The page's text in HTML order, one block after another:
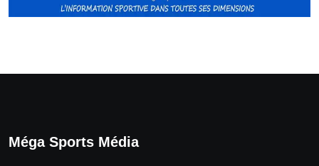
Méga Sports Média